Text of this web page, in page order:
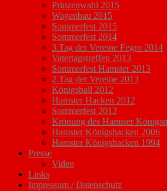
Prinzenwahl 2015
Wagenbau 2015
Sommerfest 2015
Sommerfest 2014
3.Tag der Vereine Fegro 2014
Vatertagstreffen 2013
Sommerfest Hamster 2013
2.Tag der Vereine 2013
Königsball 2012
Hamster Hacken 2012
Sommerfest 2012
Krönung des Hamster
Hamster Königshacken 2006
Hamster Königshacken 1994
Presse
Video
Links
Impressum / Datenschutz